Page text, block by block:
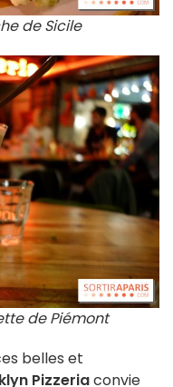
de Sicile
de Piémont
belles et
Pizzeriaconvie